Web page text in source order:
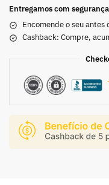
Entregamos com
Encomende o seu antes
Cashback: Compre,